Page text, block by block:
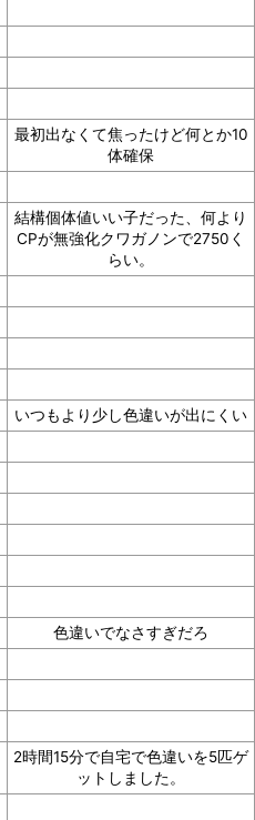
最初出なくて焦ったけど何とか10
体確保
結構個体値いい子だった、何より
CPが無強化クワガノンで2750く
らい。
いつもより少し色違いが出にくい
色違いでなさすぎだろ
2時間15分で自宅で色違いを5匹ゲ
ットしました。